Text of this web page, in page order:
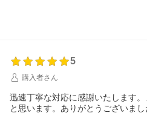
5
購入者さん
迅速丁寧な対応に感謝いたします
と思います。ありがとうございまし